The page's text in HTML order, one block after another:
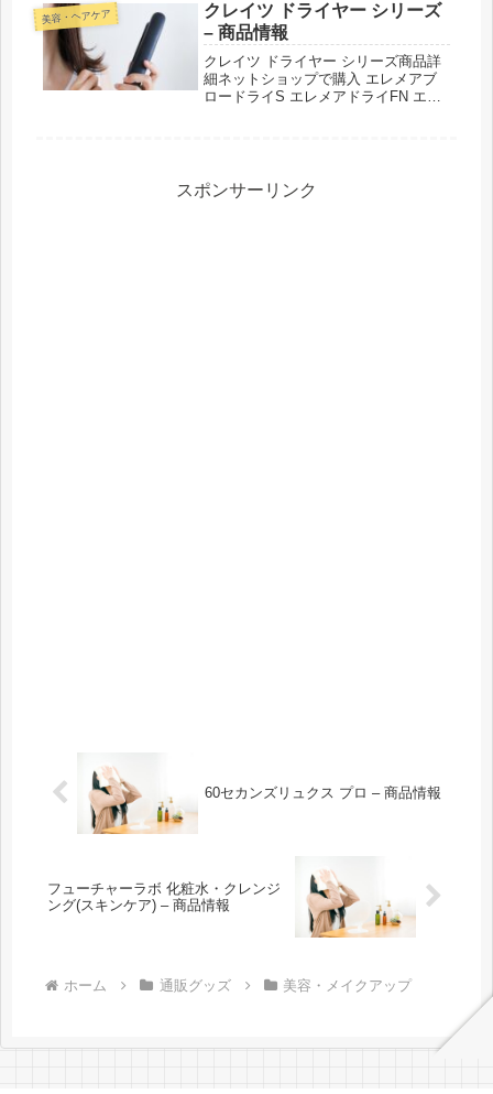
美容・ヘアケア
クレイツ ドライヤー シリーズ
– 商品情報
クレイツ ドライヤー シリーズ商品詳
細ネットショップで購入 エレメアブ
ロードライS エレメアドライFN エレ
スポンサーリンク
60セカンズリュクス プロ – 商品情報
フューチャーラボ 化粧水・クレンジ
ング(スキンケア) – 商品情報
ホーム 通販グッズ 美容・メイクアップ